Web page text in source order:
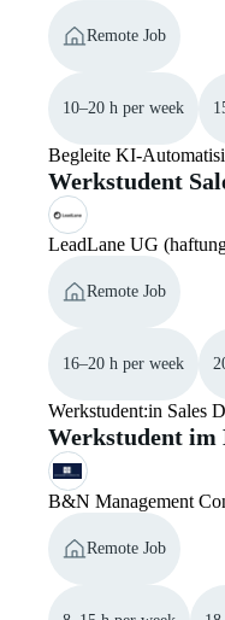
Remote Job
10–20 h per week
Begleite KI-
Werkstudent
LeadLane UG
Remote Job
16–20 h per week
Werkstudent:in Sales
Werkstudent im
B&N Management
Remote Job